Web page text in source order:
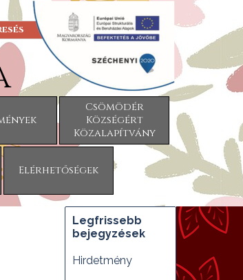
▼
Csömödér
Községért
Közalapítvány
▼
Elérhetőségek
Kihagy blokk Legfrissebb
Legfrissebb
bejegyzések
Hirdetmény